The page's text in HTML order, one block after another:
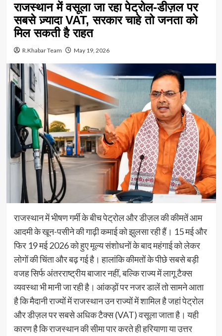
राजस्थान में वसूला जा रहा पेट्रोल-डीज़ल पर
सबसे ज़्यादा VAT, सरकार चाहे तो जनता को
मिल सकती है राहत
R.Khabar Team May 19, 2026
राजस्थान में भीषण गर्मी के बीच पेट्रोल और डीज़ल की कीमतें आम
आदमी के खून-पसीने की गाढ़ी कमाई को झुलसा रही हैं। 15 मई और
फिर 19 मई 2026 को हुए मूल्य संशोधनों के बाद महंगाई को लेकर
लोगों की चिंता और बढ़ गई है। हालांकि कीमतों के पीछे सबसे बड़ी
वजह सिर्फ अंतरराष्ट्रीय बाजार नहीं, बल्कि राज्य में लागू टैक्स
व्यवस्था भी मानी जा रही है। आंकड़ों पर नजर डालें तो सामने आता
है कि मैदानी राज्यों में राजस्थान उन राज्यों में शामिल है जहां पेट्रोल
और डीज़ल पर सबसे अधिक टैक्स (VAT) वसूला जाता है। यही
कारण है कि राजस्थान की सीमा पार करते ही हरियाणा या उत्तर